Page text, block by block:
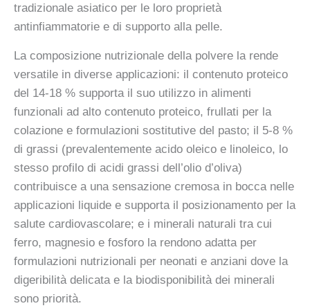
tradizionale asiatico per le loro proprietà
antinfiammatorie e di supporto alla pelle.
La composizione nutrizionale della polvere la rende
versatile in diverse applicazioni: il contenuto proteico
del 14-18 % supporta il suo utilizzo in alimenti
funzionali ad alto contenuto proteico, frullati per la
colazione e formulazioni sostitutive del pasto; il 5-8 %
di grassi (prevalentemente acido oleico e linoleico, lo
stesso profilo di acidi grassi dell’olio d’oliva)
contribuisce a una sensazione cremosa in bocca nelle
applicazioni liquide e supporta il posizionamento per la
salute cardiovascolare; e i minerali naturali tra cui
ferro, magnesio e fosforo la rendono adatta per
formulazioni nutrizionali per neonati e anziani dove la
digeribilità delicata e la biodisponibilità dei minerali
sono priorità.